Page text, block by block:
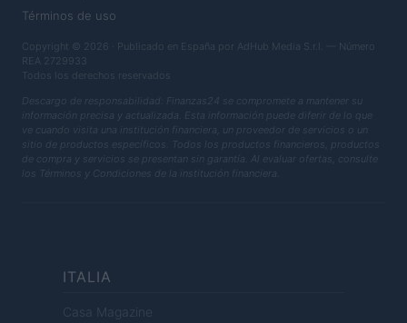
Términos de uso
Copyright © 2026 · Publicado en España por AdHub Media S.r.l. — Número
REA 2729933
Todos los derechos reservados
Descargo de responsabilidad: Finanzas24 se compromete a mantener su
información precisa y actualizada. Esta información puede diferir de lo que
ve cuando visita una institución financiera, un proveedor de servicios o un
sitio de productos específicos. Todos los productos financieros, productos
de compra y servicios se presentan sin garantía. Al evaluar ofertas, consulte
los Términos y Condiciones de la institución financiera.
ITALIA
Casa Magazine